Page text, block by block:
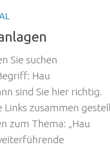
Sie suchen
Hau
sind Sie hier richtig.
Links zusammen
zum Thema: „Hau